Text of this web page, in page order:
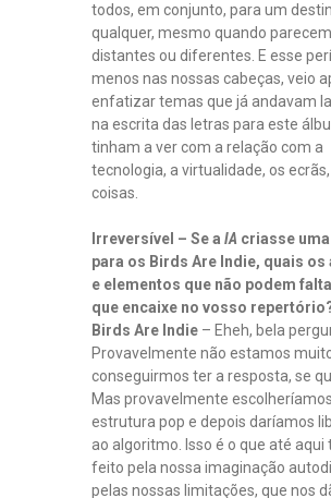
todos, em conjunto, para um
qualquer, mesmo quando
distantes ou diferentes. E esse
menos nas nossas cabeças, veio
enfatizar temas que já andavam
na escrita das letras para este
tinham a ver com a relação com a
tecnologia, a virtualidade, os
coisas.
Irreversível – Se a IA criasse
para os Birds Are Indie, quais
e elementos que não podem
que encaixe no vosso
Birds Are Indie – Eheh, bela
Provavelmente não estamos
conseguirmos ter a resposta, se
Mas provavelmente
estrutura pop e depois daríamos
ao algoritmo. Isso é o que até aqui
feito pela nossa imaginação
pelas nossas limitações, que nos